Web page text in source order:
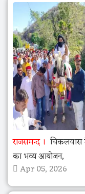
राजसमन्द
चिकलवास
का भव्य आयोजन,
Apr 05, 2026